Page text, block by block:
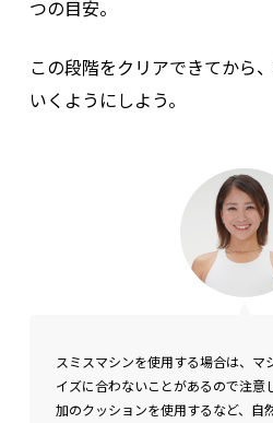
つの目安。
この段階をクリアできてから
いくようにしよう。
スミスマシンを使用する場合は、マ
イズに合わないことがあるので注意
加のクッションを使用するなど、自